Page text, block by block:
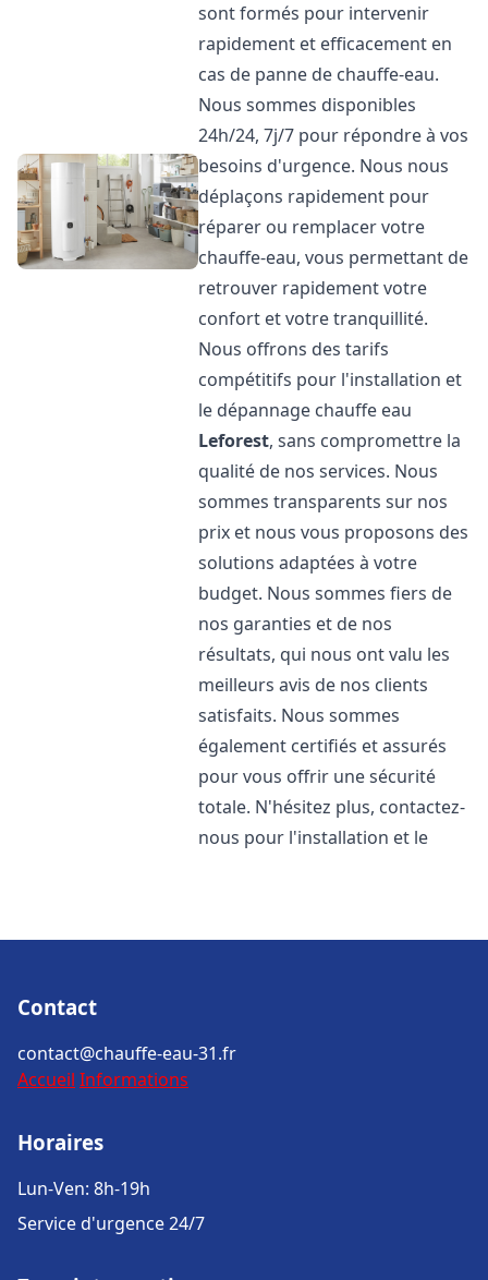
sont formés pour intervenir
rapidement et efficacement en
cas de panne de chauffe-eau.
Nous sommes disponibles
24h/24, 7j/7 pour répondre à vos
besoins d'urgence. Nous nous
déplaçons rapidement pour
réparer ou remplacer votre
chauffe-eau, vous permettant de
retrouver rapidement votre
confort et votre tranquillité.
Nous offrons des tarifs
compétitifs pour l'installation et
le dépannage chauffe eau
Leforest, sans compromettre la
qualité de nos services. Nous
sommes transparents sur nos
prix et nous vous proposons des
solutions adaptées à votre
budget. Nous sommes fiers de
nos garanties et de nos
résultats, qui nous ont valu les
meilleurs avis de nos clients
satisfaits. Nous sommes
également certifiés et assurés
pour vous offrir une sécurité
totale. N'hésitez plus, contactez-
nous pour l'installation et le
Contact
contact@chauffe-eau-31.fr
Accueil Informations
Horaires
Lun-Ven: 8h-19h
Service d'urgence 24/7